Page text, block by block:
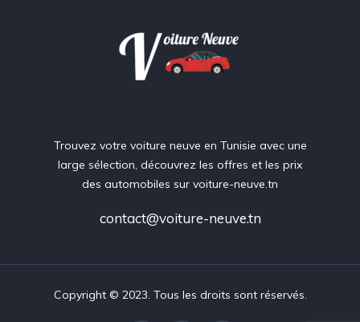
Trouvez votre voiture neuve en Tunisie avec une
large sélection, découvrez les offres et les prix
des automobiles sur voiture-neuve.tn
contact@voiture-neuve.tn
Copyright © 2023. Tous les droits sont réservés.